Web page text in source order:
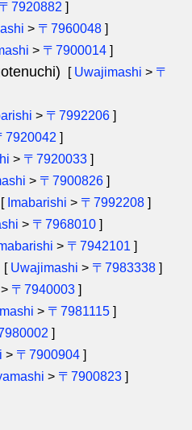
〒7920882 ]
> 〒7960048 ]
> 〒7900014 ]
[ Uwajimashi > 〒
> 〒7992206 ]
7920042 ]
> 〒7920033 ]
> 〒7900826 ]
[ Imabarishi > 〒7992208 ]
> 〒7968010 ]
> 〒7942101 ]
[ Uwajimashi > 〒7983338 ]
> 〒7940003 ]
> 〒7981115 ]
]
> 〒7900904 ]
> 〒7900823 ]